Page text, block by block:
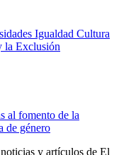
Igualdad Cultura
la Exclusión
al fomento de la
de género
y artículos de El